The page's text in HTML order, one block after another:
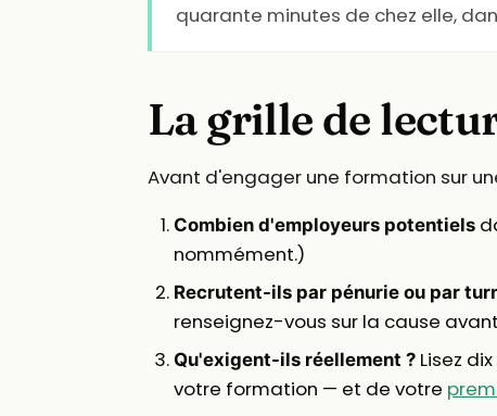
quarante minutes de chez elle,
La grille de
Avant d'engager une formation sur
Combien d'employeurs potentiels
nommément.)
Recrutent-ils par pénurie ou par
renseignez-vous sur la cause
Qu'exigent-ils réellement ? Lisez
votre formation — et de votre